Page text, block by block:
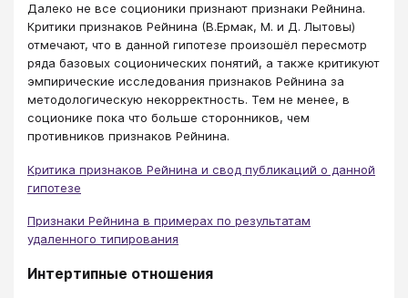
Далеко не все соционики признают признаки Рейнина.
Критики признаков Рейнина (В.Ермак, М. и Д. Лытовы)
отмечают, что в данной гипотезе произошёл пересмотр
ряда базовых соционических понятий, а также критикуют
эмпирические исследования признаков Рейнина за
методологическую некорректность. Тем не менее, в
соционике пока что больше сторонников, чем
противников признаков Рейнина.
Критика признаков Рейнина и свод публикаций о данной
гипотезе
Признаки Рейнина в примерах по результатам
удаленного типирования
Интертипные отношения